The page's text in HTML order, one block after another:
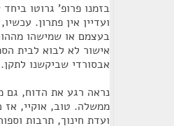
בזמנו פרופ' גרוטו
ועדיין אין פתרון.
בעצמם או שמישהו
אישור לא לבוא לבית
אבסורדי שביקשנו
נראה רגע את הדוח, גם
ממשלה. טוב, אוקיי, אז